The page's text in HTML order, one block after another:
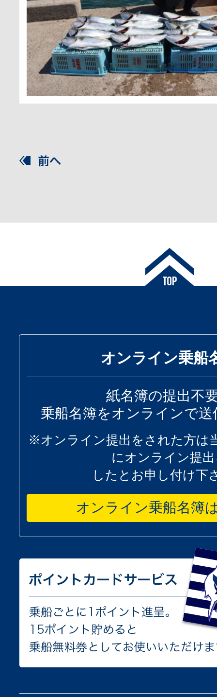
オンライン乗船
紙名簿の提出不
乗船名簿をオンラインで
※オンライン提出をされた方は
にオンライン提
したとお申し付け下
オンライン乗船名簿